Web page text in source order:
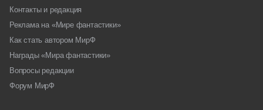
Контакты и редакция
Реклама на «Мире фантастики»
Как стать автором МирФ
Награды «Мира фантастики»
Вопросы редакции
Форум МирФ